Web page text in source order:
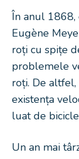
În anul 1868,
Eugène
roți cu spițe
problemele
roți. De
existența
luat de
Un an mai